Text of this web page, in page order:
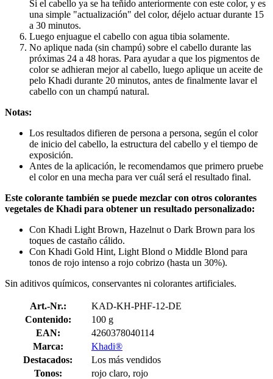
Si el cabello ya se ha teñido anteriormente con este color, y es
una simple "actualización" del color, déjelo actuar durante 15
a 30 minutos.
Luego enjuague el cabello con agua tibia solamente.
No aplique nada (sin champú) sobre el cabello durante las
próximas 24 a 48 horas. Para ayudar a que los pigmentos de
color se adhieran mejor al cabello, luego aplique un aceite de
pelo Khadi durante 20 minutos, antes de finalmente lavar el
cabello con un champú natural.
Notas:
Los resultados difieren de persona a persona, según el color
de inicio del cabello, la estructura del cabello y el tiempo de
exposición.
Antes de la aplicación, le recomendamos que primero pruebe
el color en una mecha para ver cuál será el resultado final.
Este colorante también se puede mezclar con otros colorantes
vegetales de Khadi para obtener un resultado personalizado:
Con Khadi Light Brown, Hazelnut o Dark Brown para los
toques de castaño cálido.
Con Khadi Gold Hint, Light Blond o Middle Blond para
tonos de rojo intenso a rojo cobrizo (hasta un 30%).
Sin aditivos químicos, conservantes ni colorantes artificiales.
Art.-Nr.:
KAD-KH-PHF-12-DE
Contenido:
100 g
EAN:
4260378040114
Marca:
Khadi®
Destacados:
Los más vendidos
Tonos:
rojo claro, rojo